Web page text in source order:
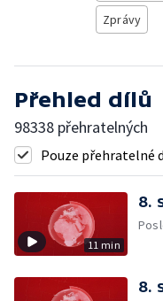
Zprávy
Přehled dílů
98338 přehratelných
Pouze přehratelné
11 min
8.
8.